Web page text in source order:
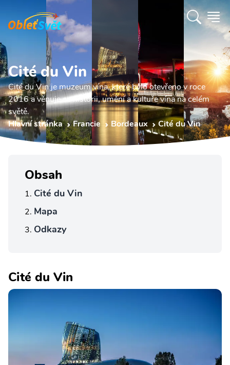
Cité du Vin
Cité du Vin je muzeum vína, které bylo otevřeno v roce
2016 a věnuje se historii, umění a kultuře vína na celém
světě.
Hlavní stránka
Francie Bordeaux Cité du Vin
Obsah
Cité du Vin
Mapa
Odkazy
Cité du Vin